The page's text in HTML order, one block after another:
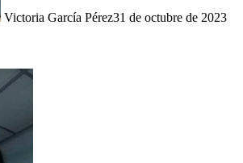
Victoria García Pérez31 de octubre de 2023